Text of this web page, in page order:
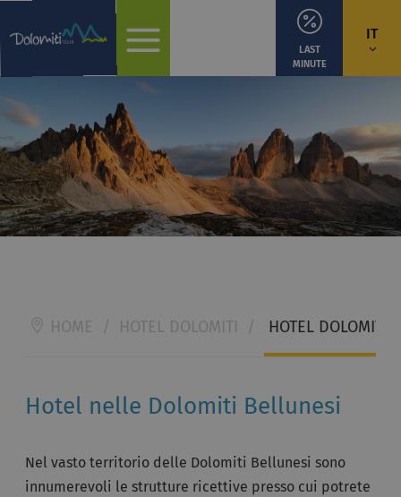
IT
LAST
MINUTE
HOME / HOTEL DOLOMITI / HOTEL DOLOMITI
Hotel nelle Dolomiti Bellunesi
Nel vasto territorio delle Dolomiti Bellunesi sono
innumerevoli le strutture ricettive presso cui potrete